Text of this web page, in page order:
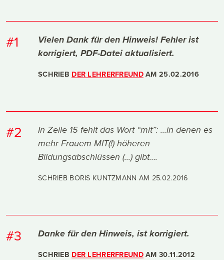
#1
Vielen Dank für den Hinweis! Fehler ist
korrigiert, PDF-Datei aktualisiert.
SCHRIEB DER LEHRERFREUNDAM25.02.2016
#2
In Zeile 15 fehlt das Wort “mit”: ...in denen es
mehr Frauem MIT(!) höheren
Bildungsabschlüssen (...) gibt….
SCHRIEB BORIS KUNTZMANN AM 25.02.2016
#3 Danke für den Hinweis, ist korrigiert.
SCHRIEB DER LEHRERFREUNDAM30.11.2012